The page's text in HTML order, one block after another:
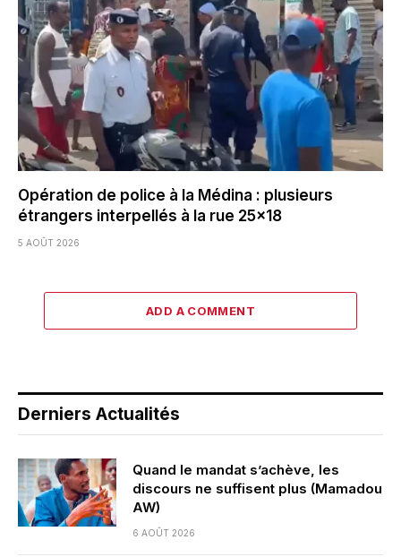
Opération de police à la Médina : plusieurs
étrangers interpellés à la rue 25×18
5 AOÛT 2026
ADD A COMMENT
Derniers Actualités
Quand le mandat s’achève, les
discours ne suffisent plus (Mamadou
AW)
6 AOÛT 2026